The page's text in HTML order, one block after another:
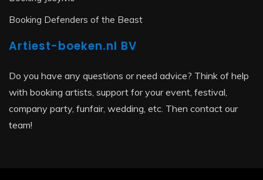
Booking Defenders of the Beast
Artiest-boeken.nl BV
Do you have any questions or need advice? Think of help
with booking artists, support for your event, festival,
company party, funfair, wedding, etc. Then contact our
team!